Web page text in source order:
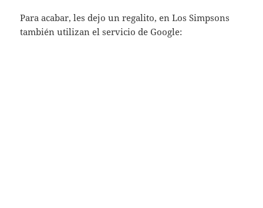
Para acabar, les dejo un regalito, en Los Simpsons
también utilizan el servicio de Google: